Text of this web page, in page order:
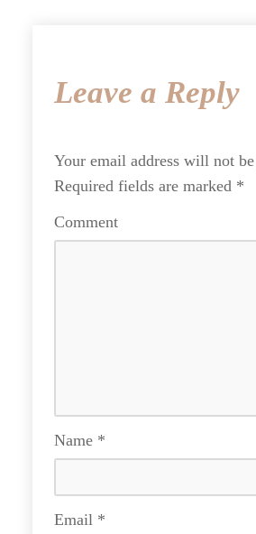
Leave a Reply
Your email address will not
Required fields are marked *
Comment
Name *
Email *